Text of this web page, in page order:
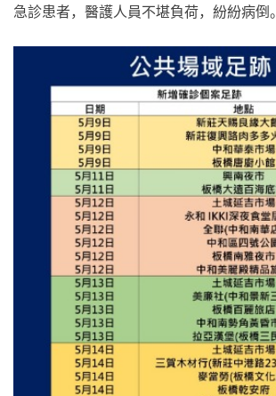
急診患者，醫護人員不堪負荷，紛紛病倒。